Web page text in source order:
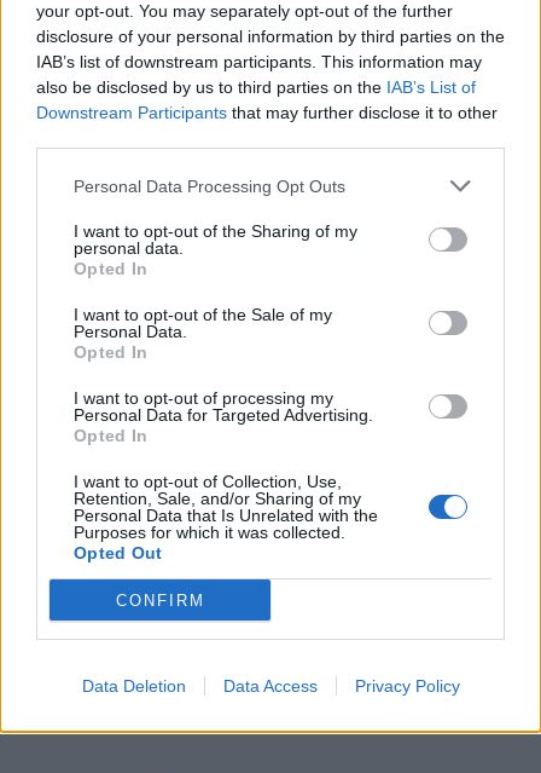
your opt-out. You may separately opt-out of the further
disclosure of your personal information by third parties on the
IAB’s list of downstream participants. This information may
also be disclosed by us to third parties on the IAB’s List of
Downstream Participants that may further disclose it to other
Personal Data Processing Opt Outs
I want to opt-out of the Sharing of my
personal data.
Opted In
I want to opt-out of the Sale of my
Personal Data.
Opted In
I want to opt-out of processing my
Personal Data for Targeted Advertising.
Opted In
I want to opt-out of Collection, Use,
Retention, Sale, and/or Sharing of my
Personal Data that Is Unrelated with the
Purposes for which it was collected.
Opted Out
CONFIRM
Data Deletion Data Access Privacy Policy